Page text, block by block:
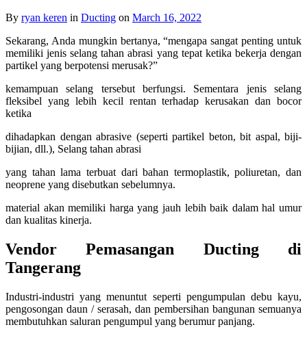
By ryan keren in Ducting on March 16, 2022
Sekarang, Anda mungkin bertanya, “mengapa sangat penting untuk
memiliki jenis selang tahan abrasi yang tepat ketika bekerja dengan
partikel yang berpotensi merusak?”
kemampuan selang tersebut berfungsi. Sementara jenis selang
fleksibel yang lebih kecil rentan terhadap kerusakan dan bocor
ketika
dihadapkan dengan abrasive (seperti partikel beton, bit aspal, biji-
bijian, dll.), Selang tahan abrasi
yang tahan lama terbuat dari bahan termoplastik, poliuretan, dan
neoprene yang disebutkan sebelumnya.
material akan memiliki harga yang jauh lebih baik dalam hal umur
dan kualitas kinerja.
Vendor Pemasangan Ducting di
Tangerang
Industri-industri yang menuntut seperti pengumpulan debu kayu,
pengosongan daun / serasah, dan pembersihan bangunan semuanya
membutuhkan saluran pengumpul yang berumur panjang.